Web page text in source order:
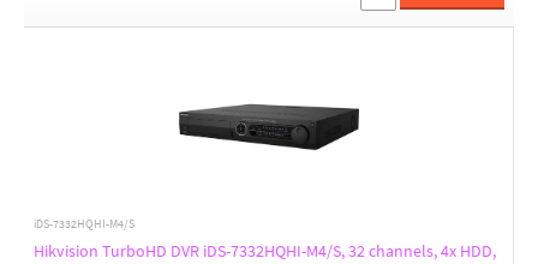
iDS-7332HQHI-M4/S
Hikvision TurboHD DVR iDS-7332HQHI-M4/S, 32 channels, 4x HDD,